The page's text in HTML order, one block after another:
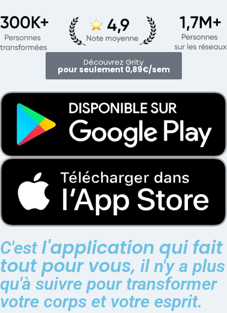
Découvrez Grity
pour seulement 0,89€/sem
C'estl'application qui fait
tout pour vous, il n'y a plus
qu'à suivre pour transformer
votre corps et votre esprit.